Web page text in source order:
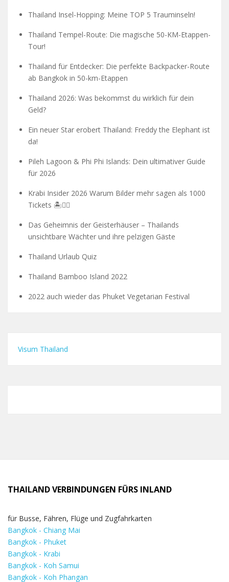
Thailand Insel-Hopping: Meine TOP 5 Trauminseln!
Thailand Tempel-Route: Die magische 50-KM-Etappen-
Tour!
Thailand für Entdecker: Die perfekte Backpacker-Route
ab Bangkok in 50-km-Etappen
Thailand 2026: Was bekommst du wirklich für dein
Geld?
Ein neuer Star erobert Thailand: Freddy the Elephant ist
da!
Pileh Lagoon & Phi Phi Islands: Dein ultimativer Guide
für 2026
Krabi Insider 2026 Warum Bilder mehr sagen als 1000
Tickets 🏝️🧗‍♂️
Das Geheimnis der Geisterhäuser – Thailands
unsichtbare Wächter und ihre pelzigen Gäste
Thailand Urlaub Quiz
Thailand Bamboo Island 2022
2022 auch wieder das Phuket Vegetarian Festival
Visum Thailand
THAILAND VERBINDUNGEN FÜRS INLAND
für Busse, Fähren, Flüge und Zugfahrkarten
Bangkok - Chiang Mai
Bangkok - Phuket
Bangkok - Krabi
Bangkok - Koh Samui
Bangkok - Koh Phangan